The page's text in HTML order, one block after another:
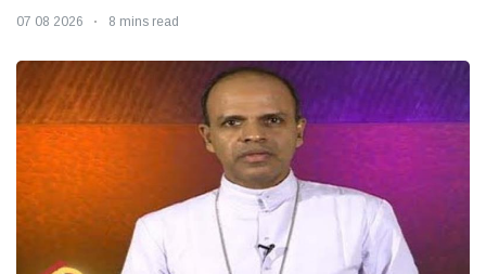
07 08 2026 8 mins read